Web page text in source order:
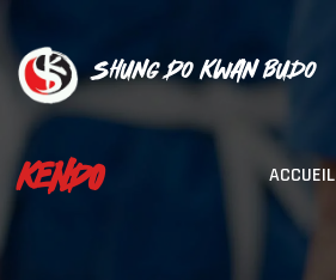
Shung Do Kwan Budo
KENDO ACCUEIL